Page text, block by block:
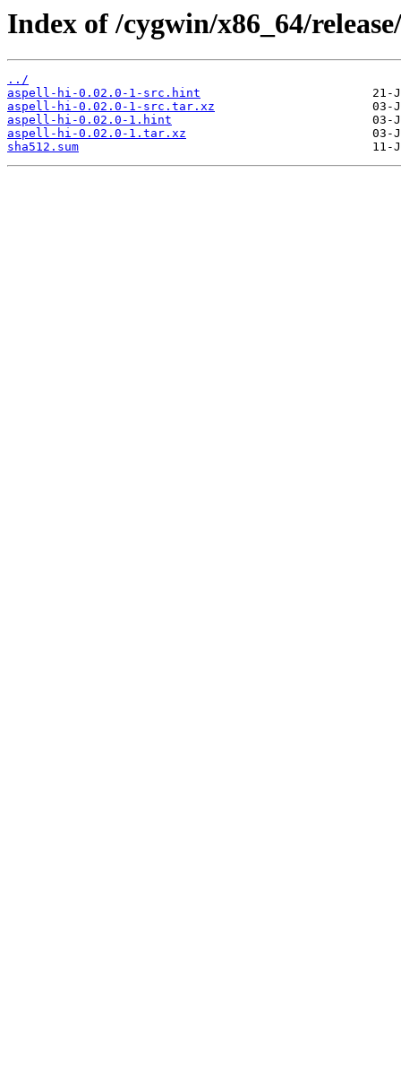
Index of /cygwin/x86_64/
../
aspell-hi-0.02.0-1-src.hint
aspell-hi-0.02.0-1-src.tar.xz
aspell-hi-0.02.0-1.hint
aspell-hi-0.02.0-1.tar.xz
sha512.sum